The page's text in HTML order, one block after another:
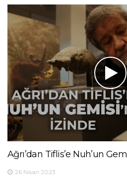
Ağrı’dan Tiflis’e Nuh’un
26 Nisan 2023